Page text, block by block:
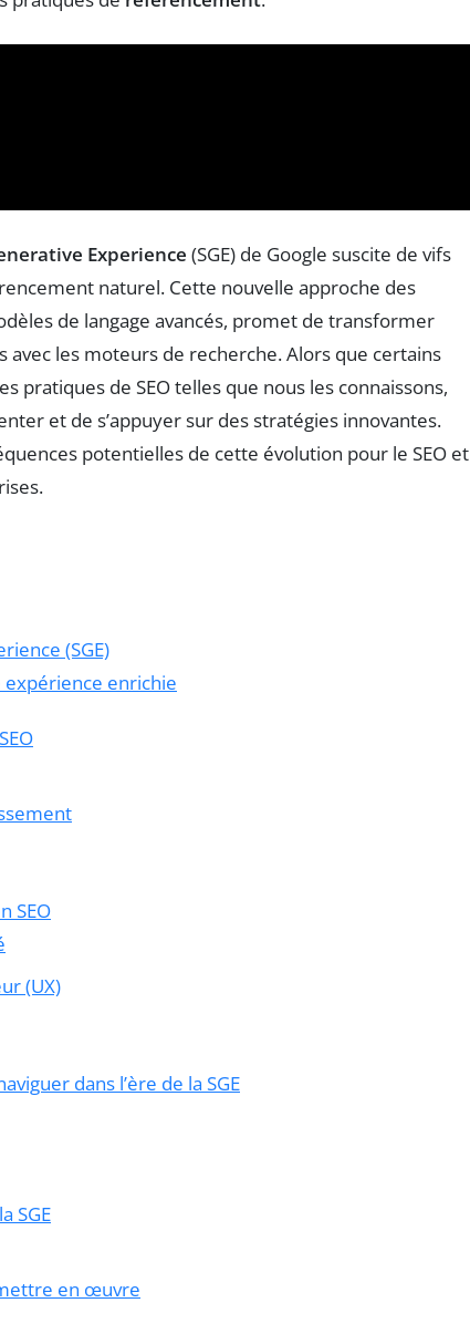
Experience (SGE) de Google suscite de vifs
naturel. Cette nouvelle approche des
de langage avancés, promet de transformer
les moteurs de recherche. Alors que certains
pratiques de SEO telles que nous les connaissons,
et de s’appuyer sur des stratégies innovantes.
potentielles de cette évolution pour le SEO et
(SGE)
enrichie
SEO
(UX)
dans l’ère de la SGE
SGE
en œuvre